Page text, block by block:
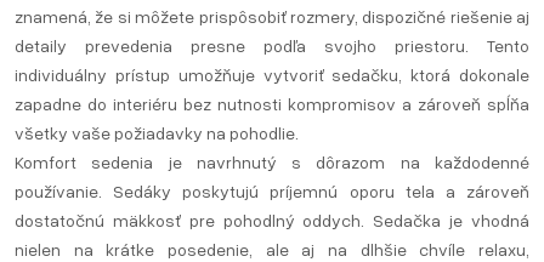
znamená, že si môžete prispôsobiť rozmery, dispozičné riešenie aj
detaily prevedenia presne podľa svojho priestoru. Tento
individuálny prístup umožňuje vytvoriť sedačku, ktorá dokonale
zapadne do interiéru bez nutnosti kompromisov a zároveň spĺňa
všetky vaše požiadavky na pohodlie.
Komfort sedenia je navrhnutý s dôrazom na každodenné
používanie. Sedáky poskytujú príjemnú oporu tela a zároveň
dostatočnú mäkkosť pre pohodlný oddych. Sedačka je vhodná
nielen na krátke posedenie, ale aj na dlhšie chvíle relaxu,